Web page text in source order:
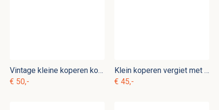
Vintage kleine koperen koekenpan kk. p 21
€ 50,-
Klein koperen vergiet met messing handvat k. p 22
€ 45,-